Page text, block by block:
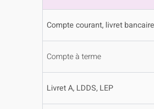
Compte courant, livret
Compte à terme
Livret A, LDDS, LEP